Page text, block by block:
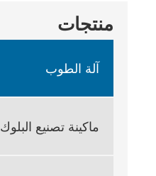
منتجات
آلة الطوب
ماكينة تصنيع البلوك